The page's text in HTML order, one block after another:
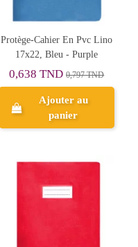
Protège-Cahier En Pvc Lino
17x22, Bleu - Purple
0,638 TND0,797 TND
Ajouter au
panier